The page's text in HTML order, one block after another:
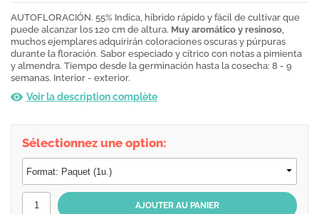
AUTOFLORACIÓN. 55% Indica, híbrido rápido y fácil de cultivar que
puede alcanzar los 120 cm de altura. Muy aromático y resinoso,
muchos ejemplares adquirirán coloraciones oscuras y púrpuras
durante la floración. Sabor especiado y cítrico con notas a pimienta
y almendra. Tiempo desde la germinación hasta la cosecha: 8 - 9
semanas. Interior - exterior.
Voir la description complète
Sélectionnez une option: